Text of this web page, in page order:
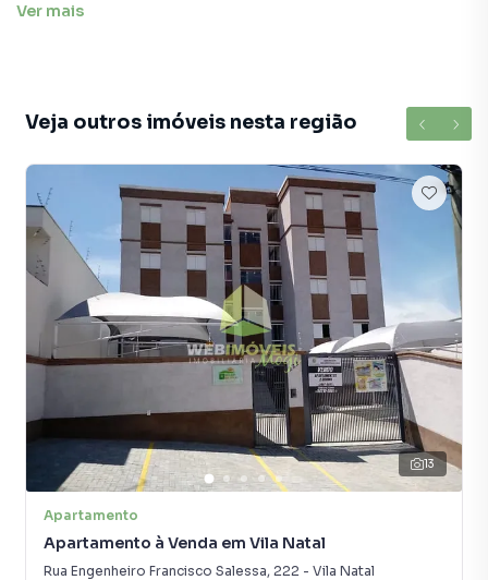
despensa, banheiro de serviço, lavanderia, 4 vagas
cook top e forno embutidos
Ampla área de lazer com piscinas, SPA, quadras
poliesportivas, tênis, squash. Salão de festas e de jogos.
Aceita parte de pagamento em permuta de apartamento
de menor valor.
Ver mais
Veja outros imóveis nesta região
13
Apartamento
Apartamento à Venda em Vila Natal
Rua Engenheiro Francisco Salessa, 222 - Vila Natal